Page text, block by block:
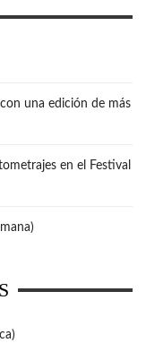
una edición de más
en el Festival